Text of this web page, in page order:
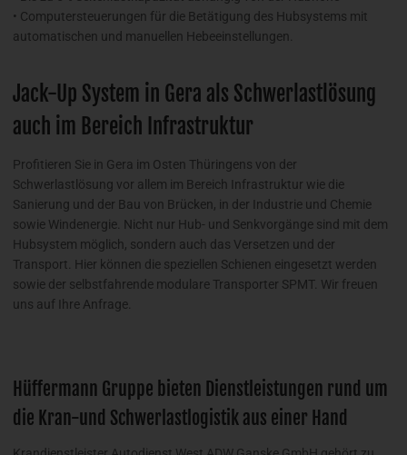
• Computersteuerungen für die Betätigung des Hubsystems mit
automatischen und manuellen Hebeeinstellungen.
Jack-Up System in Gera als Schwerlastlösung
auch im Bereich Infrastruktur
Profitieren Sie in Gera im Osten Thüringens von der
Schwerlastlösung vor allem im Bereich Infrastruktur wie die
Sanierung und der Bau von Brücken, in der Industrie und Chemie
sowie Windenergie. Nicht nur Hub- und Senkvorgänge sind mit dem
Hubsystem möglich, sondern auch das Versetzen und der
Transport. Hier können die speziellen Schienen eingesetzt werden
sowie der selbstfahrende modulare Transporter SPMT. Wir freuen
uns auf Ihre Anfrage.
Hüffermann Gruppe bieten Dienstleistungen rund um
die Kran-und Schwerlastlogistik aus einer Hand